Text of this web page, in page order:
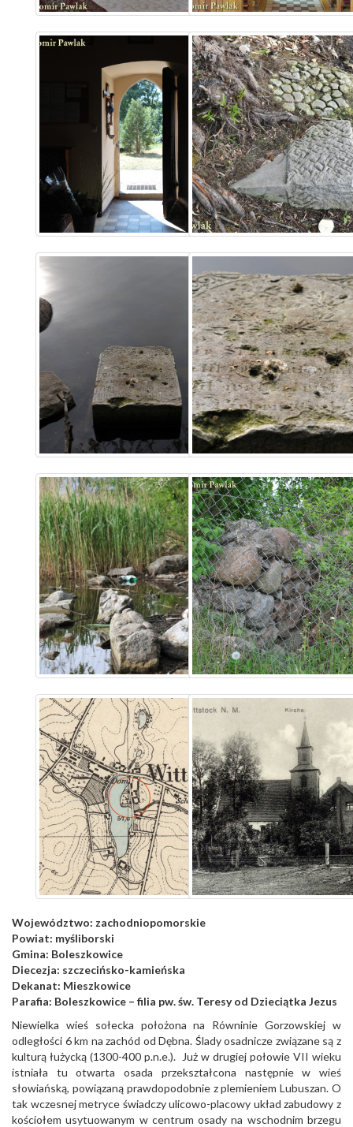
Województwo: zachodniopomorskie
Powiat: myśliborski
Gmina: Boleszkowice
Diecezja: szczecińsko-kamieńska
Dekanat: Mieszkowice
Parafia: Boleszkowice – filia pw. św. Teresy od Dzieciątka Jezus
Niewielka wieś sołecka położona na Równinie Gorzowskiej w
odległości 6 km na zachód od Dębna. Ślady osadnicze związane są z
kulturą łużycką (1300-400 p.n.e.). Już w drugiej połowie VII wieku
istniała tu otwarta osada przekształcona następnie w wieś
słowiańską, powiązaną prawdopodobnie z plemieniem Lubuszan. O
tak wczesnej metryce świadczy ulicowo-placowy układ zabudowy z
kościołem usytuowanym w centrum osady na wschodnim brzegu